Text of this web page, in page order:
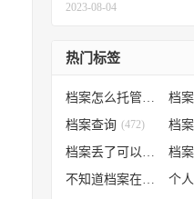
2023-08-04
热门标签
档案怎么托管(807)
档案查询 (472)
档案丢了可以补办吗
不知道档案在哪里